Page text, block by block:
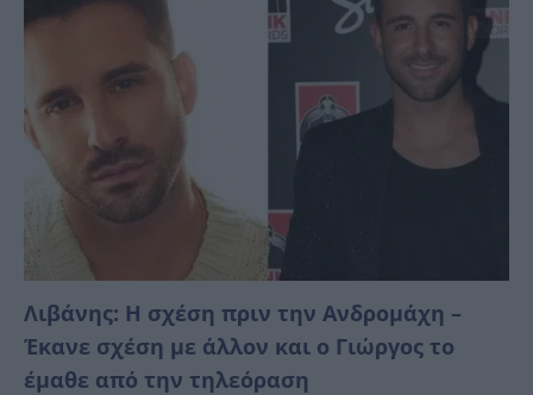
Λιβάνης: Η σχέση πριν την Ανδρομάχη –
Έκανε σχέση με άλλον και ο Γιώργος το
έμαθε από την τηλεόραση